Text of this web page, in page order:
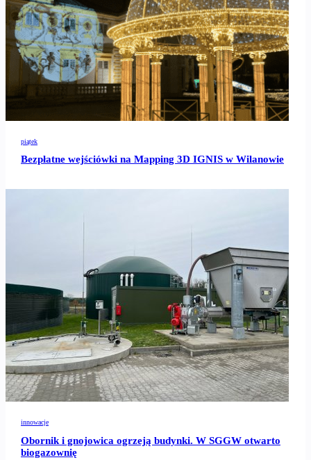
piątek
Bezpłatne wejściówki na Mapping 3D IGNIS w Wilanowie
innowacje
Obornik i gnojowica ogrzeją budynki. W SGGW otwarto
biogazownię